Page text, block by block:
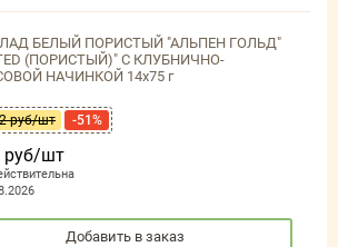
БЕЛЫЙ ПОРИСТЫЙ "АЛЬПЕН ГОЛЬД"
(ПОРИСТЫЙ)" С КЛУБНИЧНО-
НАЧИНКОЙ 14x75 г
руб/шт -51%
руб/шт
Добавить в заказ